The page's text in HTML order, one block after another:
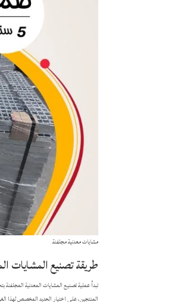
مشايات معدنية مجلفنة
طريقة تصنيع المشايات
تبدأ عملية تصنيع المشايات المعدنية
المنتجين، على اختيار الحديد المخصص لهذا